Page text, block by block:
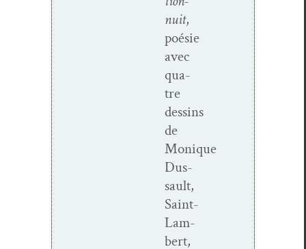
nuit,
poésie
avec
qua­
tre
dessins
de
Monique
Dus­
sault,
Saint-
Lam­
bert,